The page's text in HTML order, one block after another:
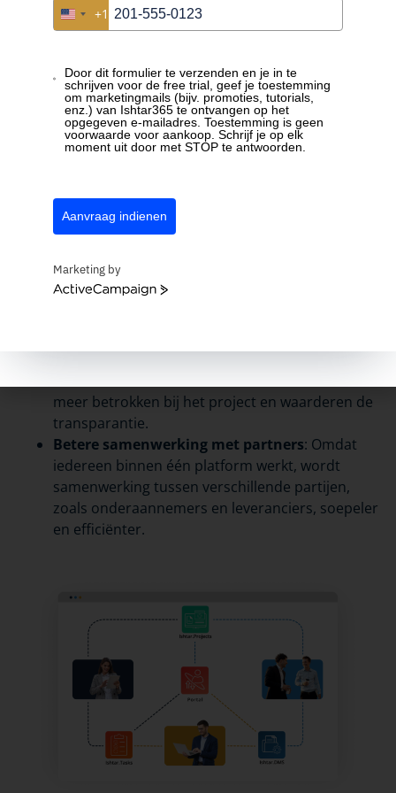
De voordelen voor jouw
bouwbedrijf
Efficiëntere communicatie: Verminder de tijd
die je besteedt aan het versturen van
documenten of het beantwoorden van vragen
hebben, wat jou tijd bespaart.
Minder administratieve rompslomp
beheerd, waardoor de administratieve lasten
afnemen en de kans op fouten vermindert.
meer betrokken bij het project en waarderen de
transparantie.
Betere samenwerking met partners: Omdat
iedereen binnen één platform werkt, wordt
samenwerking tussen verschillende partijen,
zoals onderaannemers en leveranciers, soepeler
en efficiënter.
United States +1
+1
Door dit formulier te verzenden en je in te
schrijven voor de free trial, geef je toestemming
om marketingmails (bijv. promoties, tutorials,
enz.) van Ishtar365 te ontvangen op het
opgegeven e-mailadres. Toestemming is geen
voorwaarde voor aankoop. Schrijf je op elk
moment uit door met STOP te antwoorden.
Aanvraag indienen
Marketing by
ActiveCampaign